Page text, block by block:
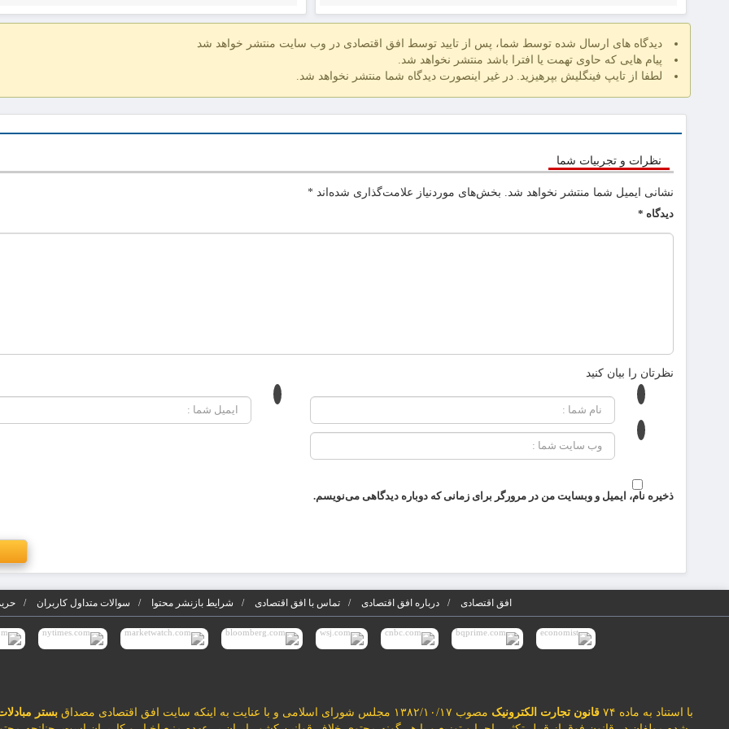
دیدگاه های ارسال شده توسط شما، پس از تایید توسط افق اقتصادی در وب سایت منتشر خواهد شد
پیام هایی که حاوی تهمت یا افترا باشد منتشر نخواهد شد.
لطفا از تایپ فینگلیش بپرهیزید. در غیر اینصورت دیدگاه شما منتشر نخواهد شد.
نظرات و تجربیات شما
نشانی ایمیل شما منتشر نخواهد شد. بخش‌های موردنیاز علامت‌گذاری شده‌اند *
دیدگاه *
نظرتان را بیان کنید
ذخیره نام، ایمیل و وبسایت من در مرورگر برای زمانی که دوباره دیدگاهی می‌نویسم.
افق اقتصادی درباره افق اقتصادی تماس با افق اقتصادی شرایط بازنشر محتوا سوالات متداول کاربران
با استناد به ماده ۷۴ قانون تجارت الکترونیک مصوب ۱۳۸۲/۱۰/۱۷ مجلس شورای اسلامی و با عنایت به اینکه سایت افق اقتصادی مصداق
بستر